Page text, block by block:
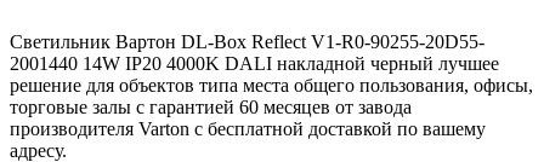
Светильник Вартон DL-Box Reflect V1-R0-90255-20D55-
2001440 14W IP20 4000K DALI накладной черный лучшее
решение для объектов типа места общего пользования, офисы,
торговые залы с гарантией 60 месяцев от завода
производителя Varton с бесплатной доставкой по вашему
адресу.